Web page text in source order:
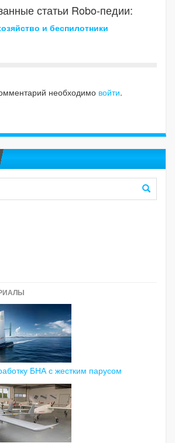
статьи Robo-педии:
и беспилотники
необходимо войти.
БНА с жестким парусом